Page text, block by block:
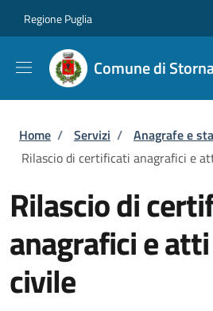
Regione Puglia
Comune di
Briciole di pane
Home / Servizi / Anagrafe e
Rilascio di certificati anagrafici e
Rilascio di
anagrafici e
civile